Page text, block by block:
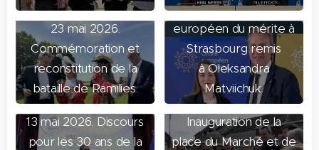
23 mai 2026.
Commémoration et
reconstitution de la
bataille de Ramilies.
19 mai 2026. Ordre
européen du mérite à
Strasbourg remis
à Oleksandra
Matviichuk.
13 mai 2026. Discours
pour les 30 ans de la
12 mai 2026.
Inauguration de la
place du Marché et de